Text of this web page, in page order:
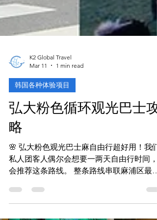
K2 Global Travel
Mar 11
1 min read
韩国各种体验项目
弘大粉色循环观光巴士攻